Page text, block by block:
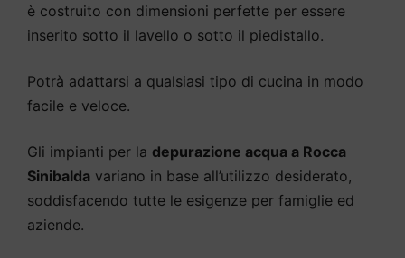
è costruito con dimensioni perfette per essere
inserito sotto il lavello o sotto il piedistallo.
Potrà adattarsi a qualsiasi tipo di cucina in modo
facile e veloce.
Gli impianti per la depurazione acqua a Rocca
Sinibalda variano in base all’utilizzo desiderato,
soddisfacendo tutte le esigenze per famiglie ed
aziende.